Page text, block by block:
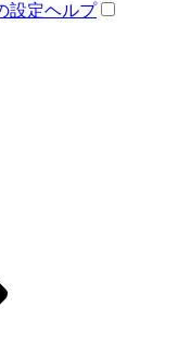
設定ヘルプ